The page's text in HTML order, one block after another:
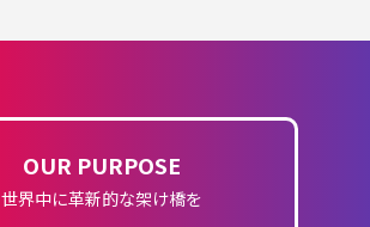
OUR PURPOSE
世界中に革新的な架け橋を